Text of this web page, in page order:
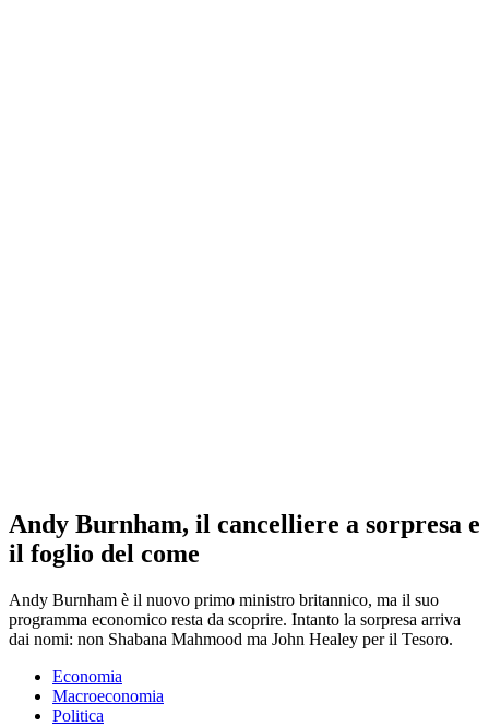
Andy Burnham, il cancelliere a sorpresa e
il foglio del come
Andy Burnham è il nuovo primo ministro britannico, ma il suo
programma economico resta da scoprire. Intanto la sorpresa arriva
dai nomi: non Shabana Mahmood ma John Healey per il Tesoro.
Economia
Macroeconomia
Politica